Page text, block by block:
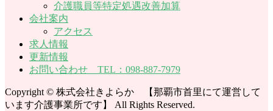
介護職員等特定処遇改善加算
会社案内
アクセス
求人情報
更新情報
お問い合わせ TEL：098-887-7979
Copyright © 株式会社きよらか 【那覇市首里にて運営して
います介護事業所です】 All Rights Reserved.